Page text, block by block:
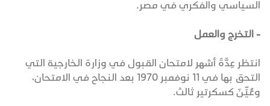
السياسي والفكري في مصر.
- التخرج والعمل
انتظر عِدَّةَ أشهر لامتحان القبول في وزارة الخارجية التي
التحق بها في 11 نوفمبر 1970 بعد النجاح في الامتحان،
وعُيِّنَ كسكرتير ثالث.